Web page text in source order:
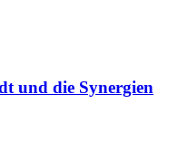
und die Synergien